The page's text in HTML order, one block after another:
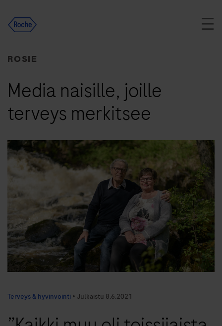
content
ROSIE
Media naisille, joille
terveys merkitsee
Terveys & hyvinvointi • Julkaistu 8.6.2021